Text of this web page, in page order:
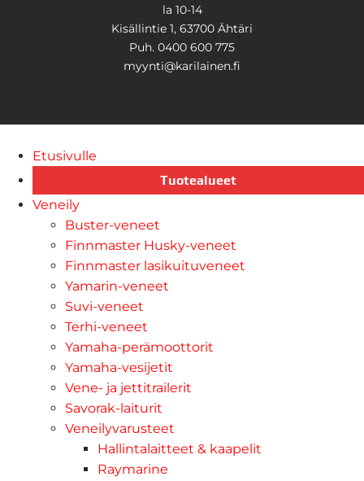
la 10-14
Kisällintie 1, 63700 Ähtäri
Puh. 0400 600 775
myynti@karilainen.fi
Etusivulle
Tuotealueet
Veneily
Buster-veneet
Finnmaster Husky-veneet
Finnmaster lasikuituveneet
Yamarin-veneet
Suvi-veneet
Terhi-veneet
Yamaha-perämoottorit
Yamaha-vesijetit
Vene- ja jettitrailerit
Savorak-laiturit
Veneilyvarusteet
Hallintalaitteet & kaapelit
Raymarine